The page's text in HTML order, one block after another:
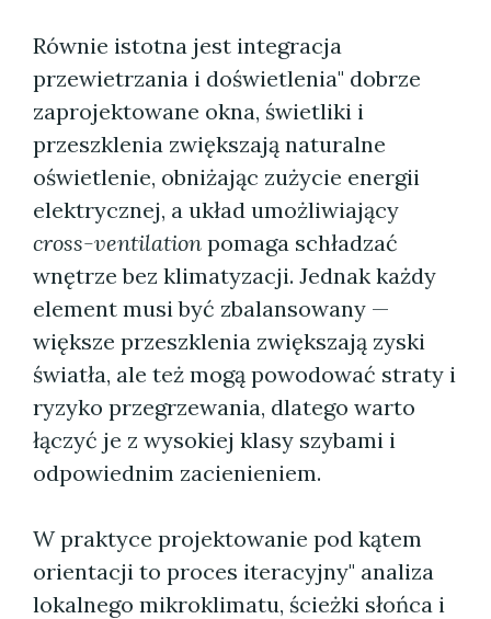
Równie istotna jest integracja
przewietrzania i doświetlenia" dobrze
zaprojektowane okna, świetliki i
przeszklenia zwiększają naturalne
oświetlenie, obniżając zużycie energii
elektrycznej, a układ umożliwiający
cross-ventilation pomaga schładzać
wnętrze bez klimatyzacji. Jednak każdy
element musi być zbalansowany —
większe przeszklenia zwiększają zyski
światła, ale też mogą powodować straty i
ryzyko przegrzewania, dlatego warto
łączyć je z wysokiej klasy szybami i
odpowiednim zacienieniem.
W praktyce projektowanie pod kątem
orientacji to proces iteracyjny" analiza
lokalnego mikroklimatu, ścieżki słońca i